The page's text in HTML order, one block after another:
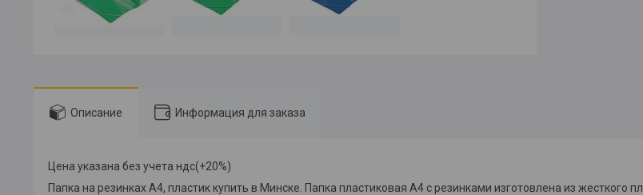
Описание Информация для заказа
Цена указана без учета ндс(+20%)
Папка на резинках А4, пластик купить в Минске. Папка пластиковая А4 с резинками изготовлена из жесткого